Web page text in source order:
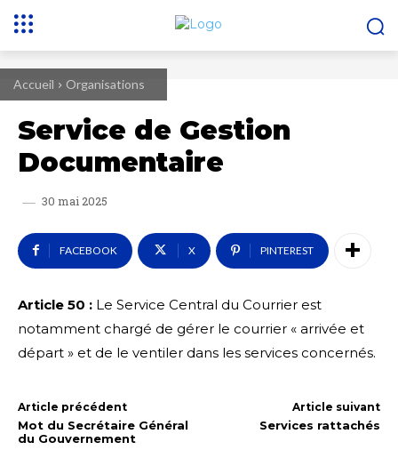
Accueil Organisations
Service de Gestion
Documentaire
30 mai 2025
FACEBOOK X PINTEREST
Article 50 : Le Service Central du Courrier est
notamment chargé de gérer le courrier « arrivée et
départ » et de le ventiler dans les services concernés.
Article précédent
Mot du Secrétaire Général
du Gouvernement
Article suivant
Services rattachés